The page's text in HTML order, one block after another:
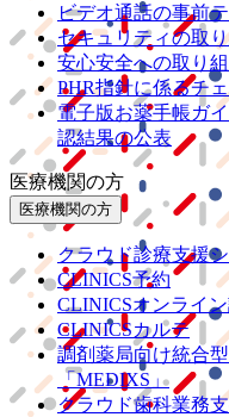
ビデオ通話の事前
セキュリティの取
安心安全への取り
PHR指針に係るチ
電子版お薬手帳ガ
認結果の公表
医療機関の方
医療機関の方
クラウド診療支援
CLINICS予約
CLINICSオンライ
CLINICSカルテ
調剤薬局向け統合
「MEDIXS」
クラウド歯科業務